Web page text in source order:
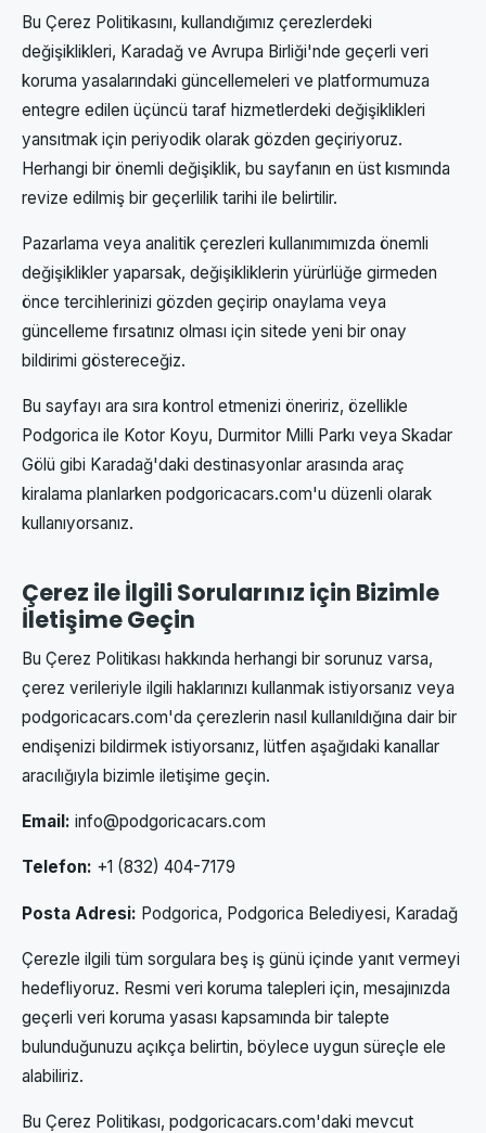
Bu Çerez Politikasını, kullandığımız çerezlerdeki
değişiklikleri, Karadağ ve Avrupa Birliği'nde geçerli veri
koruma yasalarındaki güncellemeleri ve platformumuza
entegre edilen üçüncü taraf hizmetlerdeki değişiklikleri
yansıtmak için periyodik olarak gözden geçiriyoruz.
Herhangi bir önemli değişiklik, bu sayfanın en üst kısmında
revize edilmiş bir geçerlilik tarihi ile belirtilir.
Pazarlama veya analitik çerezleri kullanımımızda önemli
değişiklikler yaparsak, değişikliklerin yürürlüğe girmeden
önce tercihlerinizi gözden geçirip onaylama veya
güncelleme fırsatınız olması için sitede yeni bir onay
bildirimi göstereceğiz.
Bu sayfayı ara sıra kontrol etmenizi öneririz, özellikle
Podgorica ile Kotor Koyu, Durmitor Milli Parkı veya Skadar
Gölü gibi Karadağ'daki destinasyonlar arasında araç
kiralama planlarken podgoricacars.com'u düzenli olarak
kullanıyorsanız.
Çerez ile İlgili Sorularınız için Bizimle
İletişime Geçin
Bu Çerez Politikası hakkında herhangi bir sorunuz varsa,
çerez verileriyle ilgili haklarınızı kullanmak istiyorsanız veya
podgoricacars.com'da çerezlerin nasıl kullanıldığına dair bir
endişenizi bildirmek istiyorsanız, lütfen aşağıdaki kanallar
aracılığıyla bizimle iletişime geçin.
Email: info@podgoricacars.com
Telefon: +1 (832) 404-7179
Posta Adresi: Podgorica, Podgorica Belediyesi, Karadağ
Çerezle ilgili tüm sorgulara beş iş günü içinde yanıt vermeyi
hedefliyoruz. Resmi veri koruma talepleri için, mesajınızda
geçerli veri koruma yasası kapsamında bir talepte
bulunduğunuzu açıkça belirtin, böylece uygun süreçle ele
alabiliriz.
Bu Çerez Politikası, podgoricacars.com'daki mevcut